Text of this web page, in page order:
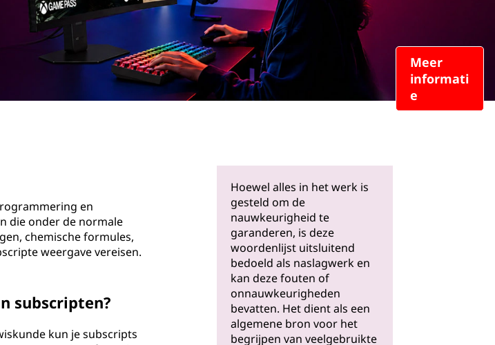
Meer
informati
e
en
die onder de normale
chemische formules,
weergave vereisen.
subscripten?
kun je subscripts
Hoewel alles in het werk is
gesteld om de
nauwkeurigheid te
garanderen, is deze
woordenlijst uitsluitend
bedoeld als naslagwerk en
kan deze fouten of
onnauwkeurigheden
bevatten. Het dient als een
algemene bron voor het
begrijpen van veelgebruikte